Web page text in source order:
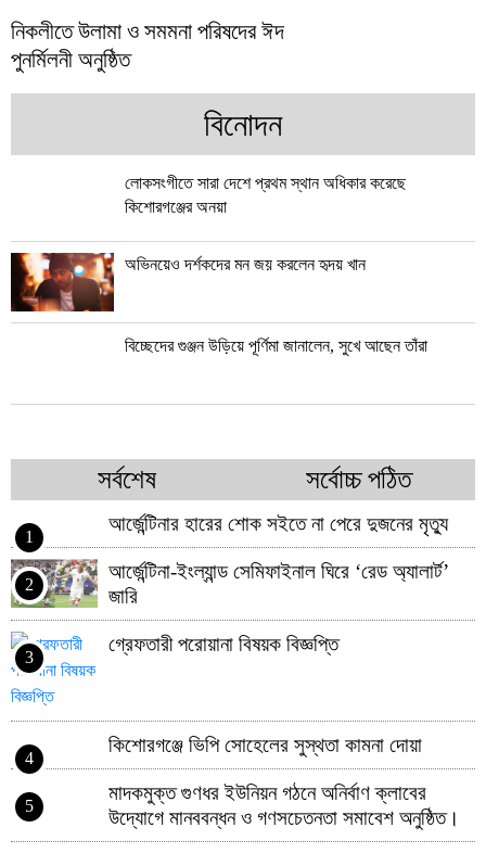
নিকলীতে উলামা ও সমমনা পরিষদের ঈদ
পুনর্মিলনী অনুষ্ঠিত
বিনোদন
লোকসংগীতে সারা দেশে প্রথম স্থান অধিকার করেছে
কিশোরগঞ্জের অনয়া
অভিনয়েও দর্শকদের মন জয় করলেন হৃদয় খান
বিচ্ছেদের গুঞ্জন উড়িয়ে পূর্ণিমা জানালেন, সুখে আছেন তাঁরা
সর্বশেষ সর্বোচ্চ পঠিত
1
আর্জেন্টিনার হারের শোক সইতে না পেরে দুজনের মৃত্যু
2
আর্জেন্টিনা-ইংল্যান্ড সেমিফাইনাল ঘিরে ‘রেড অ্যালার্ট’
জারি
3
গ্রেফতারী পরোয়ানা বিষয়ক বিজ্ঞপ্তি
4
কিশোরগঞ্জে ভিপি সোহেলের সুস্থতা কামনা দোয়া
5
মাদকমুক্ত গুণধর ইউনিয়ন গঠনে অনির্বাণ ক্লাবের
উদ্যোগে মানববন্ধন ও গণসচেতনতা সমাবেশ অনুষ্ঠিত।